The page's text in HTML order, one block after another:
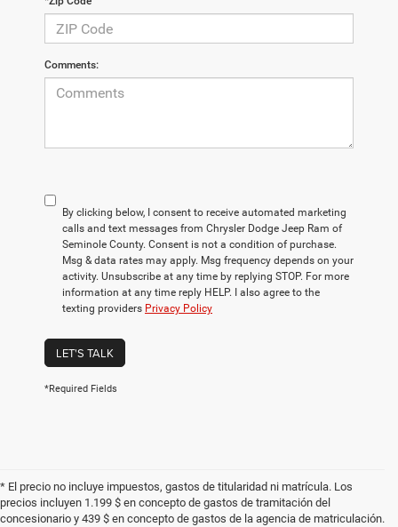
Comments:
By clicking below, I consent to receive automated marketing
calls and text messages from Chrysler Dodge Jeep Ram of
Seminole County. Consent is not a condition of purchase.
Msg & data rates may apply. Msg frequency depends on your
activity. Unsubscribe at any time by replying STOP. For more
information at any time reply HELP. I also agree to the
texting providers Privacy Policy
LET'S TALK
*Required Fields
* El precio no incluye impuestos, gastos de titularidad ni matrícula. Los
precios incluyen 1.199 $ en concepto de gastos de tramitación del
concesionario y 439 $ en concepto de gastos de la agencia de matriculación.